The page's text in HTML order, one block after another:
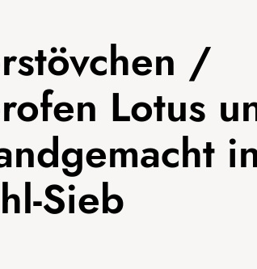
/
Lotus
Sieb